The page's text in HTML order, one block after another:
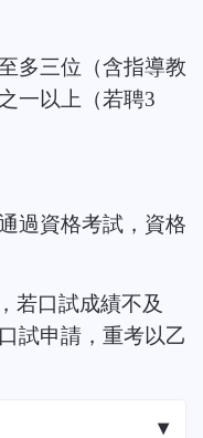
多三位（含指導教
一以上（若聘3
過資格考試，資格
若口試成績不及
試申請，重考以乙